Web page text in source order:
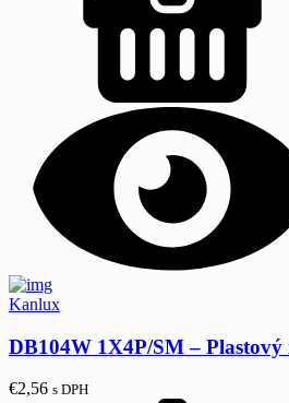
Kanlux
DB104W 1X4P/SM – Plastový
€2,56 s DPH